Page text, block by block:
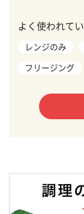
よく使われて
レンジのみ
フリージング